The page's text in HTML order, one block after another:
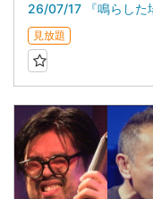
見放題